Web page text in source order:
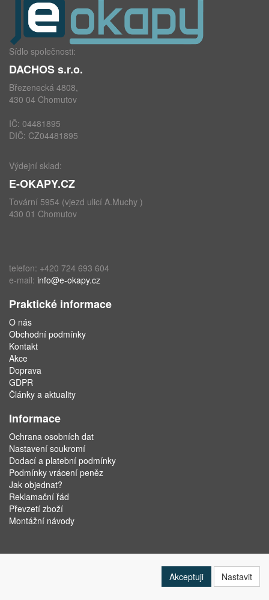
Sídlo společnosti:
DACHOS s.r.o.
Březenecká 4808,
430 04 Chomutov
IČ: 04481895
DIČ: CZ04481895
Výdejní sklad:
E-OKAPY.CZ
Tovární 5954 (vjezd ulicí A.Muchy )
430 01 Chomutov
telefon: +420 724 693 604
e-mail: info@e-okapy.cz
Praktické informace
O nás
Obchodní podmínky
Kontakt
Akce
Doprava
GDPR
Články a aktuality
Informace
Ochrana osobních dat
Nastavení soukromí
Dodací a platební podmínky
Podmínky vrácení peněz
Jak objednat?
Reklamační řád
Převzetí zboží
Montážní návody
Akceptuji Nastavit